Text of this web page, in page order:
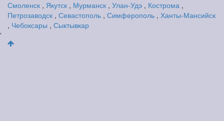
Смоленск , Якутск , Мурманск , Улан-Удэ , Кострома ,
Петрозаводск , Севастополь , Симферополь , Ханты-Мансийск
, Чебоксары , Сыктывкар
'